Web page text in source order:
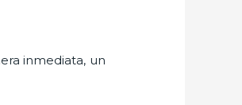
inmediata, un